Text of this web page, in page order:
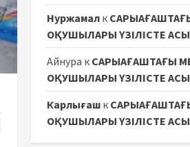
Нуржамалк
ОҚУШЫЛАРЫ ҮЗІЛІСТЕ
Айнура к САРЫАҒАШТАҒЫ
ОҚУШЫЛАРЫ ҮЗІЛІСТЕ
Карлығашк
ОҚУШЫЛАРЫ ҮЗІЛІСТЕ